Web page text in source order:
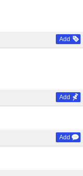
Add
Add
Add